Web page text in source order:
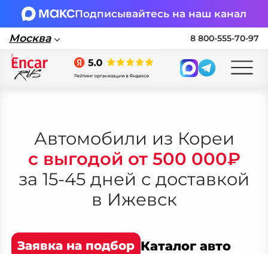
Подписывайтесь на наш канал
Москва
8 800-555-70-97
параллельному импорту
🏎 Заявка на подбор авто
Заполните форму, подберем нужные
варианты авто и свяжемся с вами
Оставить заявку на подбор авто
Автомобили из Кореи
с выгодой от 500 000₽
за 15-45 дней с доставкой
в Ижевск
Заявка на подбор Каталог авто